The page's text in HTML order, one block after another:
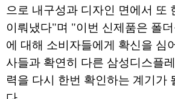
으로 내구성과 디자인 면에서 또
이뤄냈다"며 "이번 신제품은 폴
에 대해 소비자들에게 확신을 심
사들과 확연히 다른 삼성디스플
력을 다시 한번 확인하는 계기가